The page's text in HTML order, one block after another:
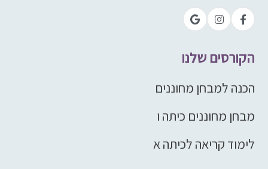
הקורסים שלנו
הכנה למבחן מחוננים
מבחן מחוננים כיתה ו
לימוד קריאה לכיתה א